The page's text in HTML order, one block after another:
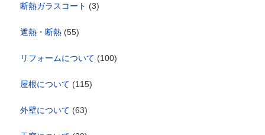
断熱ガラスコート (3)
遮熱・断熱 (55)
リフォームについて (100)
屋根について (115)
外壁について (63)